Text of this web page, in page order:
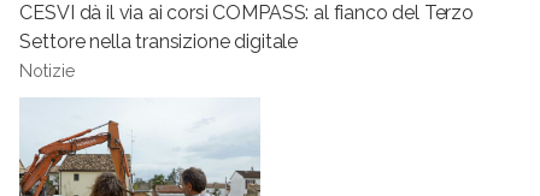
CESVI dà il via ai corsi COMPASS: al fianco del Terzo
Settore nella transizione digitale
Notizie